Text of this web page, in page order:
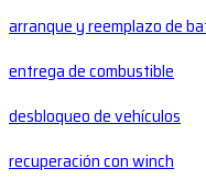
arranque y reemplazo de
entrega de combustible
desbloqueo de vehículos
recuperación con winch